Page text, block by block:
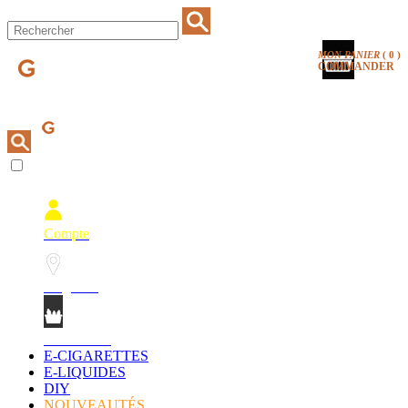
MON PANIER ( 0 )
COMMANDER
Compte
E-CIGARETTES
E-LIQUIDES
DIY
NOUVEAUTÉS